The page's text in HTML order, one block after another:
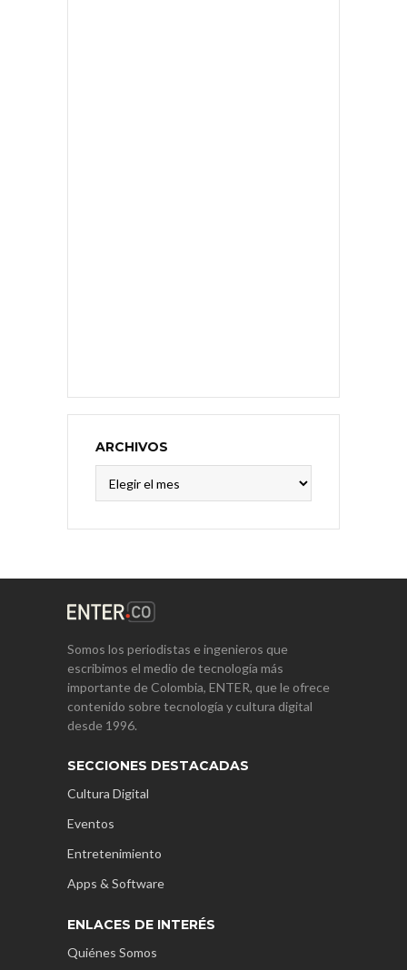
ARCHIVOS
Somos los periodistas e ingenieros que
escribimos el medio de tecnología más
importante de Colombia, ENTER, que le ofrece
contenido sobre tecnología y cultura digital
desde 1996.
SECCIONES DESTACADAS
Cultura Digital
Eventos
Entretenimiento
Apps & Software
ENLACES DE INTERÉS
Quiénes Somos